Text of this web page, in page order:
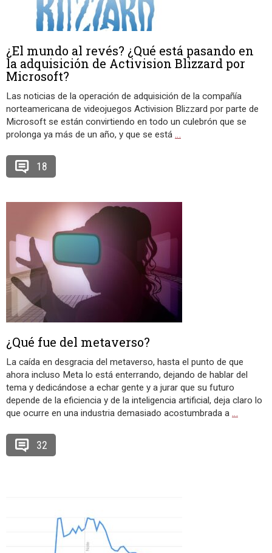
¿El mundo al revés? ¿Qué está pasando en
la adquisición de Activision Blizzard por
Microsoft?
Las noticias de la operación de adquisición de la compañía
norteamericana de videojuegos Activision Blizzard por parte de
Microsoft se están convirtiendo en todo un culebrón que se
prolonga ya más de un año, y que se está …
18
¿Qué fue del metaverso?
La caída en desgracia del metaverso, hasta el punto de que
ahora incluso Meta lo está enterrando, dejando de hablar del
tema y dedicándose a echar gente y a jurar que su futuro
depende de la eficiencia y de la inteligencia artificial, deja claro lo
que ocurre en una industria demasiado acostumbrada a …
32